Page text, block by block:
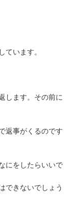
ています。
します。その前に
返事がくるのです
にをしたらいいで
できないでしょう